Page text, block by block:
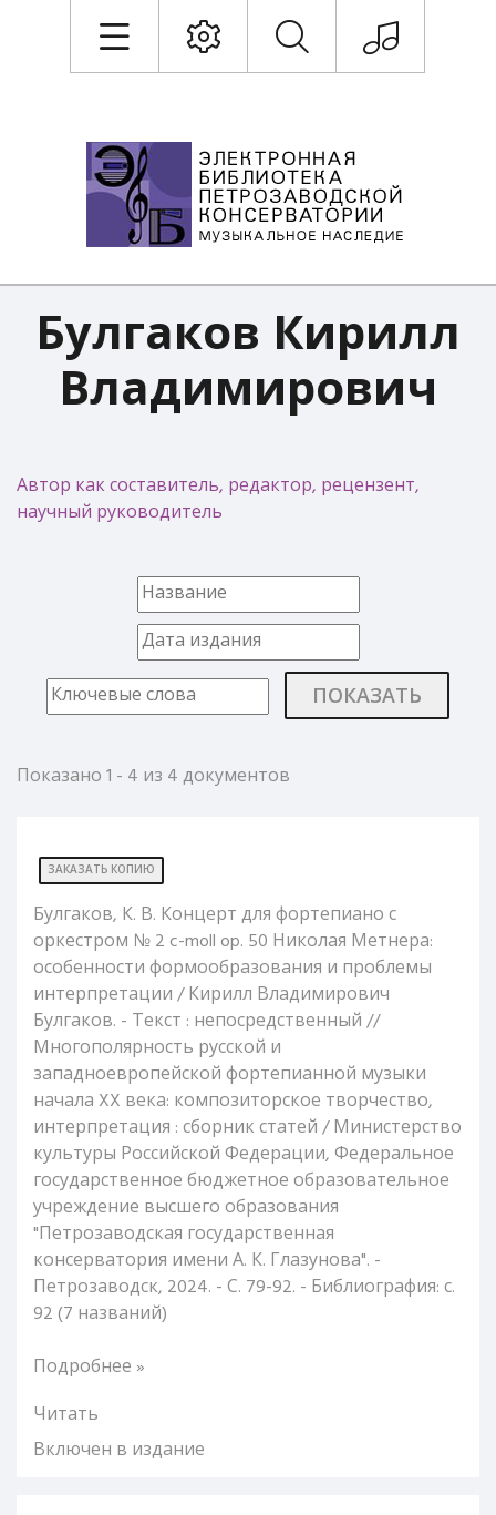
Булгаков Кирилл
Владимирович
Автор как составитель, редактор, рецензент,
научный руководитель
ПОКАЗАТЬ
Показано 1 - 4 из 4 документов
ЗАКАЗАТЬ КОПИЮ
Булгаков, К. В. Концерт для фортепиано с
оркестром № 2 c-moll op. 50 Николая Метнера:
особенности формообразования и проблемы
интерпретации / Кирилл Владимирович
Булгаков. - Текст : непосредственный //
Многополярность русской и
западноевропейской фортепианной музыки
начала XX века: композиторское творчество,
интерпретация : сборник статей / Министерство
культуры Российской Федерации, Федеральное
государственное бюджетное образовательное
учреждение высшего образования
"Петрозаводская государственная
консерватория имени А. К. Глазунова". -
Петрозаводск, 2024. - С. 79-92. - Библиография: с.
92 (7 названий)
Подробнее »
Читать
Включен в издание